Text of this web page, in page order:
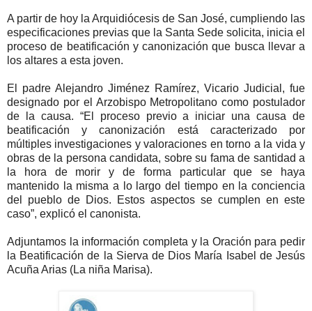
A partir de hoy la Arquidiócesis de San José, cumpliendo las
especificaciones previas que la Santa Sede solicita, inicia el
proceso de beatificación y canonización que busca llevar a
los altares a esta joven.
El padre Alejandro Jiménez Ramírez, Vicario Judicial, fue
designado por el Arzobispo Metropolitano como postulador
de la causa. “El proceso previo a iniciar una causa de
beatificación y canonización está caracterizado por
múltiples investigaciones y valoraciones en torno a la vida y
obras de la persona candidata, sobre su fama de santidad a
la hora de morir y de forma particular que se haya
mantenido la misma a lo largo del tiempo en la conciencia
del pueblo de Dios. Estos aspectos se cumplen en este
caso”, explicó el canonista.
Adjuntamos la información completa y la Oración para pedir
la Beatificación de la Sierva de Dios María Isabel de Jesús
Acuña Arias (La niña Marisa).